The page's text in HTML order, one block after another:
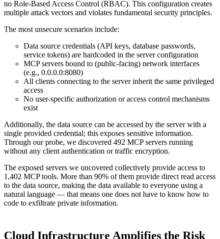
no Role-Based Access Control (RBAC). This configuration creates
multiple attack vectors and violates fundamental security principles.
The most unsecure scenarios include:
Data source credentials (API keys, database passwords,
service tokens) are hardcoded in the server configuration
MCP servers bound to (public-facing) network interfaces
(e.g., 0.0.0.0:8080)
All clients connecting to the server inherit the same privileged
access
No user-specific authorization or access control mechanisms
exist
Additionally, the data source can be accessed by the server with a
single provided credential; this exposes sensitive information.
Through our probe, we discovered 492 MCP servers running
without any client authentication or traffic encryption.
The exposed servers we uncovered collectively provide access to
1,402 MCP tools. More than 90% of them provide direct read access
to the data source, making the data available to everyone using a
natural language — that means one does not have to know how to
code to exfiltrate private information.
Cloud Infrastructure Amplifies the Risk